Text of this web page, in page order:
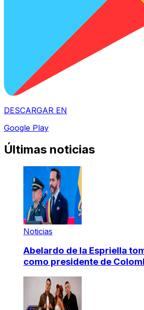
DESCARGAR EN
Google Play
Últimas noticias
Noticias
Abelardo de la Espriella
como presidente de